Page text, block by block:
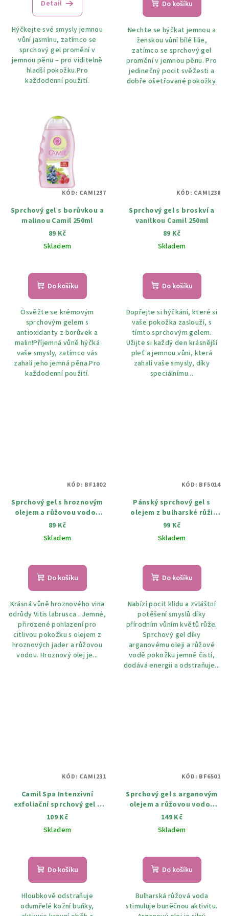
Detail
Hýčkejte své smysly jemnou
vůní jasmínu, zatímco se
sprchový gel promění v
jemnou pěnu – pro viditelně
hladší pokožku.Pro
každodenní použití.
Do košíku
Nechte se hýčkat jemnou a
ženskou vůní bílé lilie,
zatímco se sprchový gel
promění v jemnou pěnu. Pro
jedinečný pocit svěžesti a
dobře ošetřované pokožky.
Sprchový gel s borůvkou a
malinou Camil 250ml
89 Kč
Skladem
Do košíku
Osvěžte se krémovým
sprchovým gelem s
antioxidanty z borůvek a
malin!Příjemná vůně hýčká
vaše smysly, zatímco vás
zahalí jeho jemná pěna.Pro
každodenní použití.
KÓD: CAMI237
Sprchový gel s broskví a
vanilkou Camil 250ml
89 Kč
Skladem
Do košíku
Dopřejte si hýčkání, které si
vaše pokožka zaslouží, s
tímto sprchovým gelem.
Užijte si každý den krásnější
pleť a jemnou vůni, která
zahalí vaše smysly, díky
speciálnímu...
KÓD: CAMI238
Sprchový gel s hroznovým
olejem a růžovou vodou
200 ml
89 Kč
Skladem
Do košíku
Krásná vůně hroznového vina
odrůdy Vitis labrusca . Jemné,
přirozené pohlazení pro
citlivou pokožku s olejem z
hroznových jader a růžovou
vodou. Hroznový olej je...
KÓD: BF1802
Pánský sprchový gel s
olejem z bulharské růži
Gold 200 ml
99 Kč
Skladem
Do košíku
Nabízí pocit klidu a zvláštní
potěšení smyslů díky
přírodním vůním květů růže.
Sprchový gel díky
arganovému oleji a růžové
vodě pokožku jemně čistí,
dodává energii a odstraňuje...
KÓD: BF5014
Camil Spa Intenzivní
exfoliační sprchový gel s
kávou 170 ml
109 Kč
Skladem
Do košíku
Hloubkově odstraňuje
odumřelé kožní buňky,
KÓD: CAMI231
Sprchový gel s arganovým
olejem a růžovou vodou
180 ml
149 Kč
Skladem
Do košíku
Bulharská růžová voda
stimuluje buněčnou aktivitu.
KÓD: BF6501